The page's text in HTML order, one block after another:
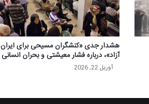
هشدار جدی «کنشگران مسیحی برای ایران
آزاد»، درباره فشار معیشتی و بحران انسانی
آوریل 22, 2026